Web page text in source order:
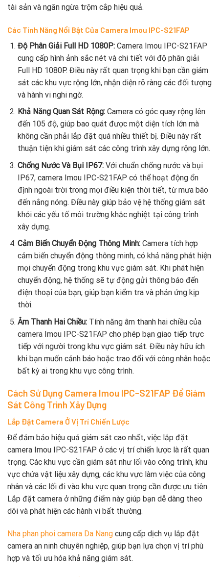
tài sản và ngăn ngừa trộm cắp hiệu quả.
Các Tính Năng Nổi Bật Của Camera Imou IPC-S21FAP
Độ Phân Giải Full HD 1080P:Camera Imou IPC-S21FAP
cung cấp hình ảnh sắc nét và chi tiết với độ phân giải
Full HD 1080P. Điều này rất quan trọng khi bạn cần giám
sát các khu vực rộng lớn, nhận diện rõ ràng các đối tượng
và hành vi nghi ngờ.
Khả Năng Quan Sát Rộng:Camera có góc quay rộng lên
đến 105 độ, giúp bao quát được một diện tích lớn mà
không cần phải lắp đặt quá nhiều thiết bị. Điều này rất
thuận tiện khi giám sát các công trình xây dựng rộng lớn.
Chống Nước Và Bụi IP67:Với chuẩn chống nước và bụi
IP67, camera Imou IPC-S21FAP có thể hoạt động ổn
định ngoài trời trong mọi điều kiện thời tiết, từ mưa bão
đến nắng nóng. Điều này giúp bảo vệ hệ thống giám sát
khỏi các yếu tố môi trường khắc nghiệt tại công trình
xây dựng.
Cảm Biến Chuyển Động Thông Minh:Camera tích hợp
cảm biến chuyển động thông minh, có khả năng phát hiện
mọi chuyển động trong khu vực giám sát. Khi phát hiện
chuyển động, hệ thống sẽ tự động gửi thông báo đến
điện thoại của bạn, giúp bạn kiểm tra và phản ứng kịp
thời.
Âm Thanh Hai Chiều:Tính năng âm thanh hai chiều của
camera Imou IPC-S21FAP cho phép bạn giao tiếp trực
tiếp với người trong khu vực giám sát. Điều này hữu ích
khi bạn muốn cảnh báo hoặc trao đổi với công nhân hoặc
bất kỳ ai trong khu vực công trình.
Cách Sử Dụng Camera Imou IPC-S21FAP Để Giám
Sát Công Trình Xây Dựng
Lắp Đặt Camera Ở Vị Trí Chiến Lược
Để đảm bảo hiệu quả giám sát cao nhất, việc lắp đặt
camera Imou IPC-S21FAP ở các vị trí chiến lược là rất quan
trọng. Các khu vực cần giám sát như lối vào công trình, khu
vực chứa vật liệu xây dựng, các khu vực làm việc của công
nhân và các lối đi vào khu vực quan trọng cần được ưu tiên.
Lắp đặt camera ở những điểm này giúp bạn dễ dàng theo
dõi và phát hiện các hành vi bất thường.
Nha phan phoi camera Da Nang cung cấp dịch vụ lắp đặt
camera an ninh chuyên nghiệp, giúp bạn lựa chọn vị trí phù
hợp và tối ưu hóa khả năng giám sát.